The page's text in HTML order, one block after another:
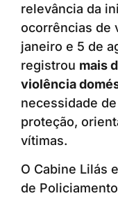
relevância da
ocorrências de
janeiro e 5 de
registrou mais
violência
necessidade
proteção,
vítimas.
O Cabine Lilás
de